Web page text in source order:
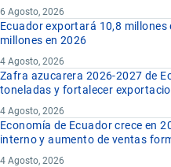
6 Agosto, 2026
Ecuador exportará 10,8 millones
millones en 2026
4 Agosto, 2026
Zafra azucarera 2026-2027 de
toneladas y fortalecer
4 Agosto, 2026
Economía de Ecuador crece en
interno y aumento de ventas
4 Agosto, 2026